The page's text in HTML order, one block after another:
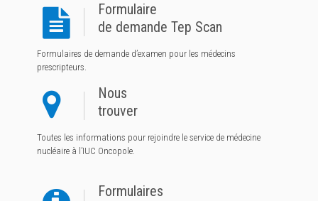
Formulaire
de demande Tep Scan
Formulaires de demande d’examen pour les médecins
prescripteurs.
Nous
trouver
Toutes les informations pour rejoindre le service de médecine
nucléaire à l’IUC Oncopole.
Formulaires